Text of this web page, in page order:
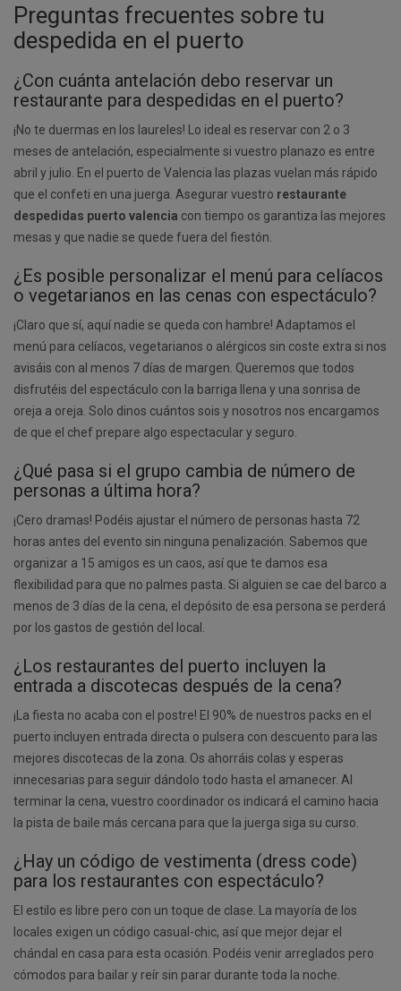
Preguntas frecuentes sobre tu
despedida en el puerto
¿Con cuánta antelación debo reservar un
restaurante para despedidas en el puerto?
¡No te duermas en los laureles! Lo ideal es reservar con 2 o 3
meses de antelación, especialmente si vuestro planazo es entre
abril y julio. En el puerto de Valencia las plazas vuelan más rápido
que el confeti en una juerga. Asegurar vuestro restaurante
despedidas puerto valencia con tiempo os garantiza las mejores
mesas y que nadie se quede fuera del fiestón.
¿Es posible personalizar el menú para celíacos
o vegetarianos en las cenas con espectáculo?
¡Claro que sí, aquí nadie se queda con hambre! Adaptamos el
menú para celíacos, vegetarianos o alérgicos sin coste extra si nos
avisáis con al menos 7 días de margen. Queremos que todos
disfrutéis del espectáculo con la barriga llena y una sonrisa de
oreja a oreja. Solo dinos cuántos sois y nosotros nos encargamos
de que el chef prepare algo espectacular y seguro.
¿Qué pasa si el grupo cambia de número de
personas a última hora?
¡Cero dramas! Podéis ajustar el número de personas hasta 72
horas antes del evento sin ninguna penalización. Sabemos que
organizar a 15 amigos es un caos, así que te damos esa
flexibilidad para que no palmes pasta. Si alguien se cae del barco a
menos de 3 días de la cena, el depósito de esa persona se perderá
por los gastos de gestión del local.
¿Los restaurantes del puerto incluyen la
entrada a discotecas después de la cena?
¡La fiesta no acaba con el postre! El 90% de nuestros packs en el
puerto incluyen entrada directa o pulsera con descuento para las
mejores discotecas de la zona. Os ahorráis colas y esperas
innecesarias para seguir dándolo todo hasta el amanecer. Al
terminar la cena, vuestro coordinador os indicará el camino hacia
la pista de baile más cercana para que la juerga siga su curso.
¿Hay un código de vestimenta (dress code)
para los restaurantes con espectáculo?
El estilo es libre pero con un toque de clase. La mayoría de los
locales exigen un código casual-chic, así que mejor dejar el
chándal en casa para esta ocasión. Podéis venir arreglados pero
cómodos para bailar y reír sin parar durante toda la noche.